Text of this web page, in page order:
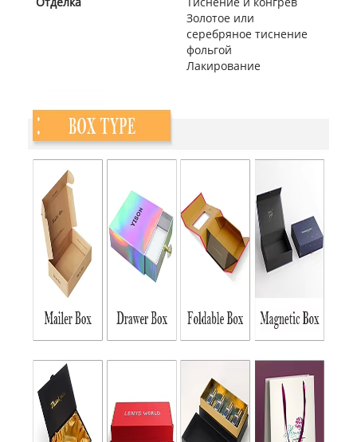
Золотое или
серебряное тиснение
фольгой
Лакирование